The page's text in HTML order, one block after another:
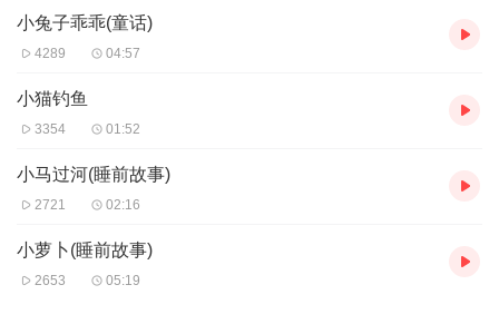
小兔子乖乖(童话)
4289 04:57
小猫钓鱼
3354 01:52
小马过河(睡前故事)
2721 02:16
小萝卜(睡前故事)
2653 05:19